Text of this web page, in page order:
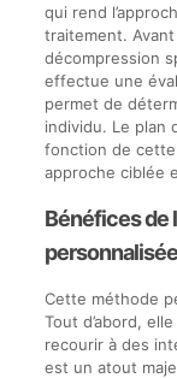
qui rend
traitement.
décompression
effectue une
permet de
individu. Le plan
fonction de cette
approche ciblée
Bénéfices de
personnalisée
Cette méthode
Tout d’abord,
recourir à des
est un atout